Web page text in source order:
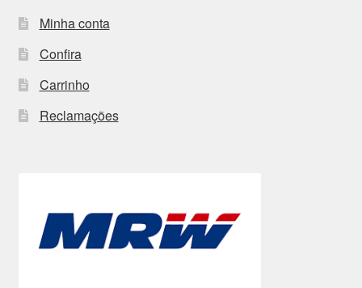
Minha conta
Confira
Carrinho
Reclamações